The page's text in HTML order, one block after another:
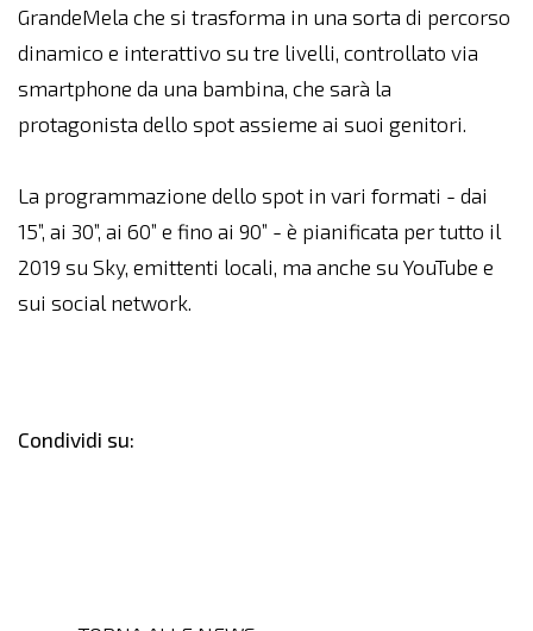
GrandeMela che si trasforma in una sorta di percorso
dinamico e interattivo su tre livelli, controllato via
smartphone da una bambina, che sarà la
protagonista dello spot assieme ai suoi genitori.
La programmazione dello spot in vari formati - dai
15”, ai 30”, ai 60” e fino ai 90” - è pianificata per tutto il
2019 su Sky, emittenti locali, ma anche su YouTube e
sui social network.
Condividi su: